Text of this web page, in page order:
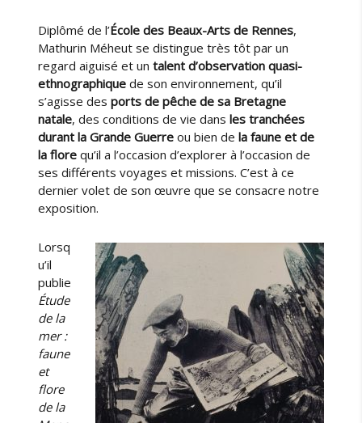
Diplômé de l’École des Beaux-Arts de Rennes,
Mathurin Méheut se distingue très tôt par un
regard aiguisé et untalent d’observation quasi-
ethnographique de son environnement, qu’il
s’agisse desports de pêche de sa Bretagne
natale, des conditions de vie dansles tranchées
durant la Grande Guerre ou bien dela faune et de
la flore qu’il a l’occasion d’explorer à l’occasion de
ses différents voyages et missions. C’est à ce
dernier volet de son œuvre que se consacre notre
exposition.
Lorsq
u’il
publie
Étude
de la
mer :
faune
et
flore
de la